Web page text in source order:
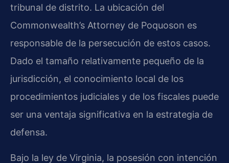
tribunal de distrito. La ubicación del
Commonwealth’s Attorney de Poquoson es
responsable de la persecución de estos casos.
Dado el tamaño relativamente pequeño de la
jurisdicción, el conocimiento local de los
procedimientos judiciales y de los fiscales puede
ser una ventaja significativa en la estrategia de
defensa.
Bajo la ley de Virginia, la posesión con intención